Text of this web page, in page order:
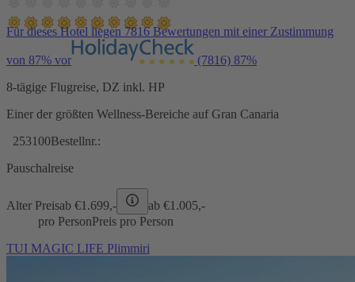
Für dieses Hotel liegen 7816 Bewertungen mit einer Zustimmung
von 87% vor (7816) 87%
8-tägige Flugreise, DZ inkl. HP
Einer der größten Wellness-Bereiche auf Gran Canaria
253100Bestellnr.:
Pauschalreise
Alter Preisab €1.699,- ab €1.005,-
pro PersonPreis pro Person
TUI MAGIC LIFE Plimmiri